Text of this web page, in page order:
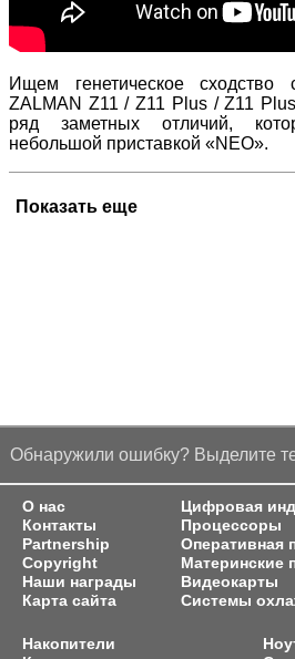
Ищем генетическое сходство
ZALMAN Z11 / Z11 Plus / Z11
ряд заметных отличий,
небольшой приставкой «NEO».
Показать еще
Обнаружили ошибку? Выделите
О нас
Контакты
Partnership
Copyright
Наши награды
Карта сайта
Цифровая
Процессоры
Оперативная
Материнские
Видеокарты
Системы
Накопители